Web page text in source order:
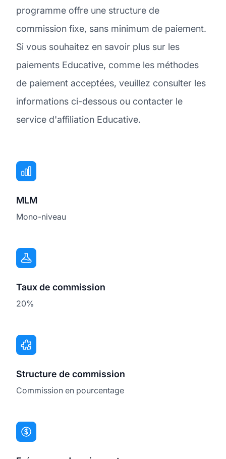
programme offre une structure de
commission fixe, sans minimum de paiement.
Si vous souhaitez en savoir plus sur les
paiements Educative, comme les méthodes
de paiement acceptées, veuillez consulter les
informations ci-dessous ou contacter le
service d'affiliation Educative.
MLM
Mono-niveau
Taux de commission
20%
Structure de commission
Commission en pourcentage